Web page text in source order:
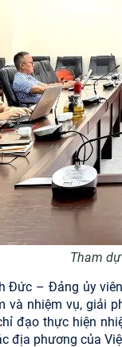
Tham
Đức – Đảng ủy
và nhiệm vụ, giải
đạo thực hiện
địa phương của